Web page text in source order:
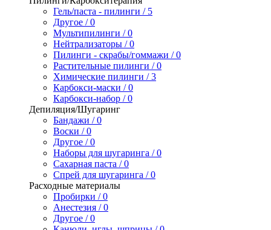
Гель/паста - пилинги / 5
Другое / 0
Мультипилинги / 0
Нейтрализаторы / 0
Пилинги - скрабы/гоммажи / 0
Растительные пилинги / 0
Химические пилинги / 3
Карбокси-маски / 0
Карбокси-набор / 0
Депиляция/Шугаринг
Бандажи / 0
Воски / 0
Другое / 0
Наборы для шугаринга / 0
Сахарная паста / 0
Спрей для шугаринга / 0
Расходные материалы
Пробирки / 0
Анестезия / 0
Другое / 0